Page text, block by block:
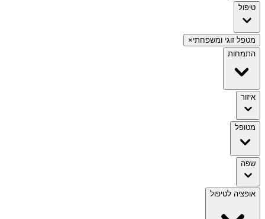
טיפול
מטפל זוגי ומשפחתי×
התמחות
איזור
מטופל
שפה
אופציה לטיפול